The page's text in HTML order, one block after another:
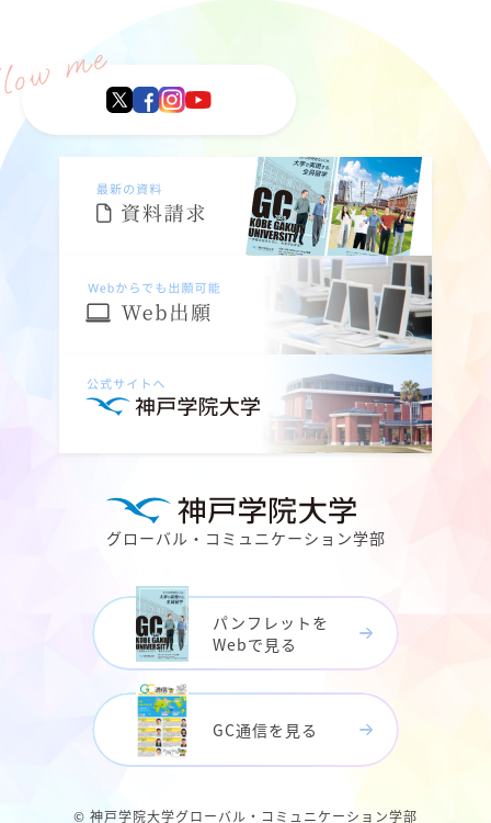
グローバル・コミュニケーション学部
パンフレットを
Webで見る
GC通信を見る
© 神戸学院大学グローバル・コミュニケーション学部